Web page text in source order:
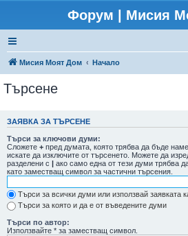
Форум | Мисия
Мисия Моят Дом Начало
Търсене
ЗАЯВКА ЗА ТЪРСЕНЕ
Търси за ключови думи:
Сложете + пред думата, която трябва да бъде
искате да изключите от търсенето. Можете да
разделени с | ако само една от тези думи трябва
като заместващ символ за частични търсения.
Търси за всички думи или използвай заявката
Търси за която и да е от въведените думи
Търси по автор:
Използвайте * за заместващ символ.